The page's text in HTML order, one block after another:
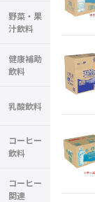
野菜・果
汁飲料
健康補助
飲料
乳酸飲料
コーヒー
飲料
コーヒー
関連